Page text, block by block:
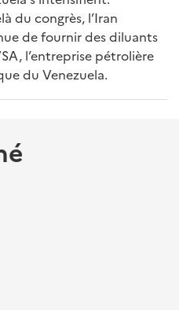
du congrès, l’Iran
de fournir des diluants
l’entreprise pétrolière
du Venezuela.